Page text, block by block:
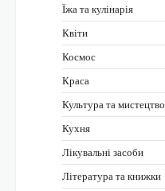
Їжа та кулінарія
Квіти
Космос
Краса
Культура та мистецтво
Кухня
Лікувальні засоби
Література та книжки